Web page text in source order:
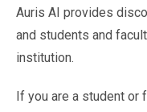
Auris AI provides
and students and
institution.
If you are a student or